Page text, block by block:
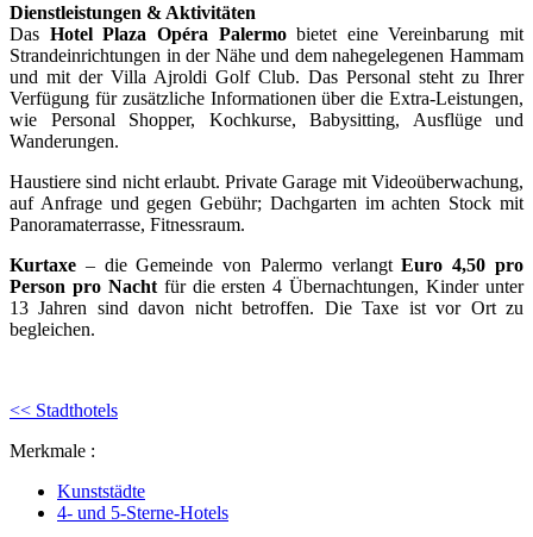
Dienstleistungen & Aktivitäten
Das Hotel Plaza Opéra Palermobietet eine Vereinbarung mit
Strandeinrichtungen in der Nähe und dem nahegelegenen Hammam
und mit der Villa Ajroldi Golf Club. Das Personal steht zu Ihrer
Verfügung für zusätzliche Informationen über die Extra-Leistungen,
wie Personal Shopper, Kochkurse, Babysitting, Ausflüge und
Wanderungen.
Haustiere sind nicht erlaubt. Private Garage mit Videoüberwachung,
auf Anfrage und gegen Gebühr; Dachgarten im achten Stock mit
Panoramaterrasse, Fitnessraum.
Kurtaxe – die Gemeinde von Palermo verlangtEuro 4,50 pro
Person pro Nachtfür die ersten 4 Übernachtungen, Kinder unter
13 Jahren sind davon nicht betroffen. Die Taxe ist vor Ort zu
begleichen.
<< Stadthotels
Merkmale :
Kunststädte
4- und 5-Sterne-Hotels